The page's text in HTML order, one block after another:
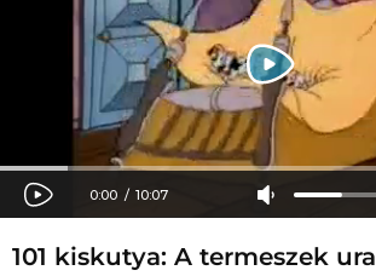
101 kiskutya: A termeszek ura